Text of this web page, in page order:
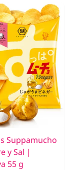
Suppamucho
y Sal |
55 g